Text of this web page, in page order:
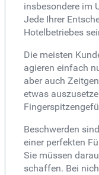
insbesondere im
Jede Ihrer
Hotelbetriebes
Die meisten
agieren einfach
aber auch
etwas
Beschwerden
einer perfekten
Sie müssen
schaffen. Bei